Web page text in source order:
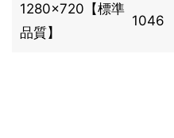
1280×720【標準
品質】
1046